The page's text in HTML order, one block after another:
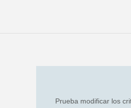
Prueba modificar los